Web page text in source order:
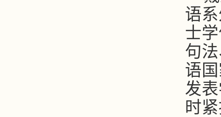
语
士
句
语
发
时